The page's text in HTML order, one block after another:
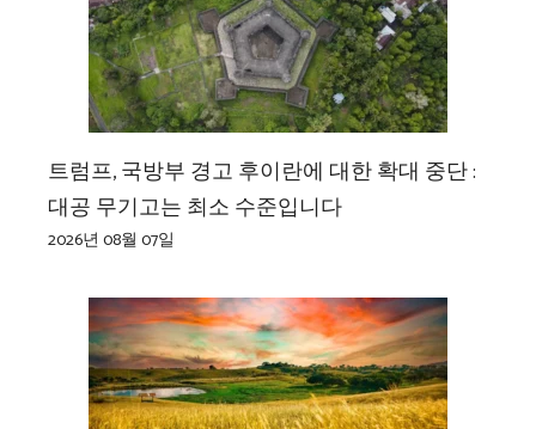
트럼프, 국방부 경고 후이란에 대한 확대 중단 :
대공 무기고는 최소 수준입니다
2026년 08월 07일